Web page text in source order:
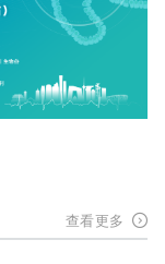
查看更多